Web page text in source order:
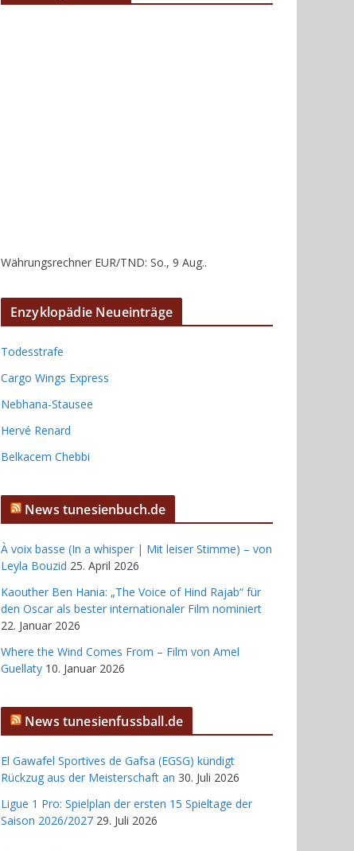
Währungsrechner EUR/TND: So., 9 Aug..
Enzyklopädie Neueinträge
Todesstrafe
Cargo Wings Express
Nebhana-Stausee
Hervé Renard
Belkacem Chebbi
News tunesienbuch.de
À voix basse (In a whisper | Mit leiser Stimme) – von
Leyla Bouzid 25. April 2026
Kaouther Ben Hania: „The Voice of Hind Rajab“ für
den Oscar als bester internationaler Film nominiert
22. Januar 2026
Where the Wind Comes From – Film von Amel
Guellaty 10. Januar 2026
News tunesienfussball.de
El Gawafel Sportives de Gafsa (EGSG) kündigt
Rückzug aus der Meisterschaft an 30. Juli 2026
Ligue 1 Pro: Spielplan der ersten 15 Spieltage der
Saison 2026/2027 29. Juli 2026